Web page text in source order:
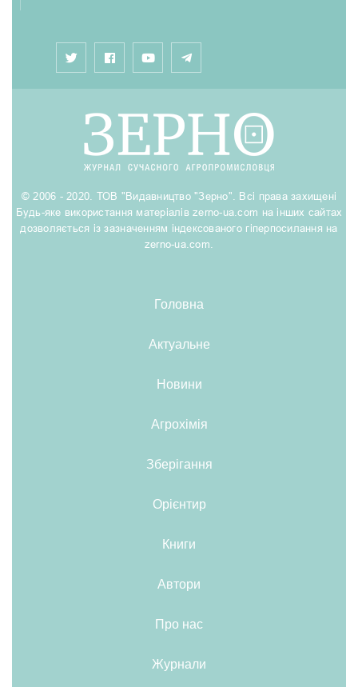
© 2006 - 2020. ТОВ "Видавництво "Зерно". Всі права захищені
Будь-яке використання матеріалів zerno-ua.com на інших сайтах
дозволяється із зазначенням індексованого гіперпосилання на
zerno-ua.com.
Головна
Актуальне
Новини
Агрохімія
Зберігання
Орієнтир
Книги
Автори
Про нас
Журнали